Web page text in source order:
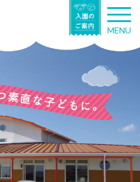
T
o
g
n
g
a
t
MENU